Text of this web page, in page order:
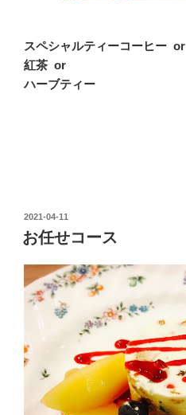
スペシャルティーコーヒー or
紅茶 or
ハーブティー
投
稿
日:
2021-04-11
お任せコース